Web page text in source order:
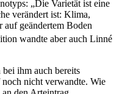
„Die Varietät ist eine
verändert ist: Klima,
auf geändertem Boden
wandte aber auch Linné
ihm auch bereits
nicht verwandte. Wie